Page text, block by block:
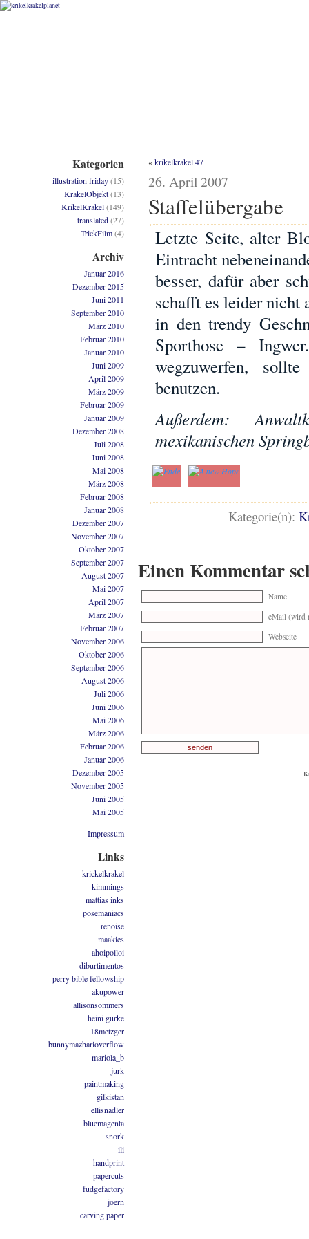
«krikelkrakel 47
26. April 2007
Staffelübergabe
Letzte Seite, alter
Eintracht
besser, dafür aber
schafft es leider
in den trendy
Sporthose –
wegzuwerfen,
benutzen.
Außerdem:
mexikanischen
Kategorie(n):
Einen Kommentar
Name
eMail (wird
Webseite
Kategorien
illustration friday(15)
KrakelObjekt(13)
KrikelKrakel(149)
translated(27)
TrickFilm(4)
Archiv
Januar 2016
Dezember 2015
Juni 2011
September 2010
März 2010
Februar 2010
Januar 2010
Juni 2009
April 2009
März 2009
Februar 2009
Januar 2009
Dezember 2008
Juli 2008
Juni 2008
Mai 2008
März 2008
Februar 2008
Januar 2008
Dezember 2007
November 2007
Oktober 2007
September 2007
August 2007
Mai 2007
April 2007
März 2007
Februar 2007
November 2006
Oktober 2006
September 2006
August 2006
Juli 2006
Juni 2006
Mai 2006
März 2006
Februar 2006
Januar 2006
Dezember 2005
November 2005
Juni 2005
Mai 2005
Impressum
Links
krickelkrakel
kimmings
mattias inks
posemaniacs
renoise
maakies
ahoipolloi
diburtimentos
perry bible fellowship
akupower
allisonsommers
heini gurke
18metzger
bunnymazharioverflow
mariola_b
jurk
paintmaking
gilkistan
ellisnadler
bluemagenta
snork
ili
handprint
papercuts
fudgefactory
joern
carving paper